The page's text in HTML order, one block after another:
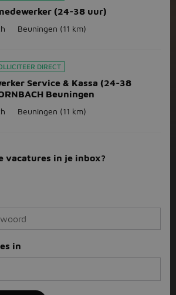
(24-38 uur)
Beuningen (11 km)
DIRECT
Service & Kassa (24-38
Beuningen
Beuningen (11 km)
vacatures in je inbox?
in